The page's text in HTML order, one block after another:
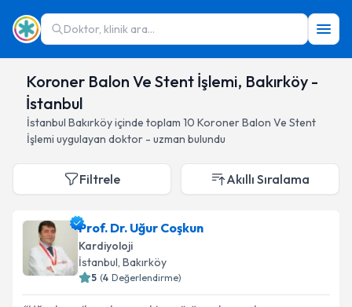
Doktor, klinik ara...
Koroner Balon Ve Stent İşlemi, Bakırköy -
İstanbul
İstanbul Bakırköyiçinde toplam 10 Koroner Balon Ve Stent
İşlemi uygulayan doktor - uzman bulundu
Filtrele Akıllı Sıralama
Prof. Dr. Uğur Coşkun
Kardiyoloji
İstanbul, Bakırköy
5 (4 Değerlendirme)